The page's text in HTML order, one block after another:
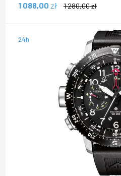
1 088,00 zł 1 280,00zł
24h